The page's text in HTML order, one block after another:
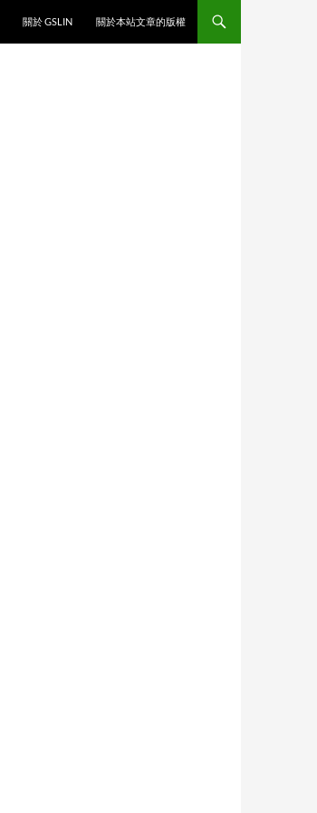
關於 GSLIN 關於本站文章的版權